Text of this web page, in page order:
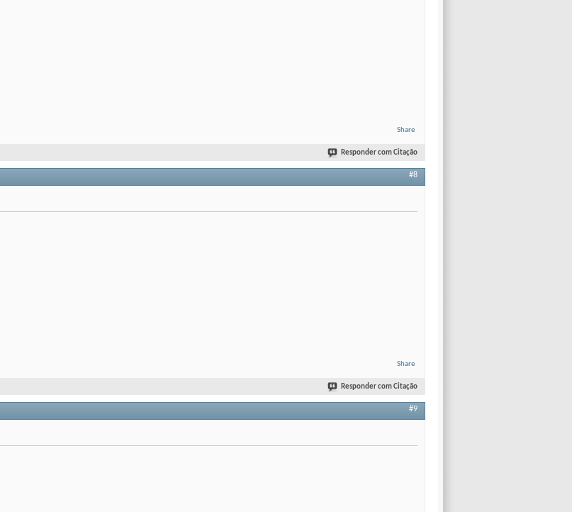
Share
Responder com Citação
#8
Share
Responder com Citação
#9